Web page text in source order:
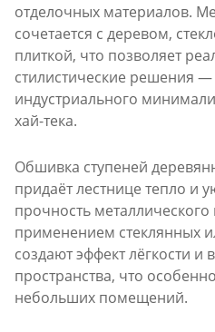
отделочных материалов.
сочетается с деревом,
плиткой, что позволяет
стилистические решения —
индустриального
хай-тека.
Обшивка ступеней
придаёт лестнице тепло и
прочность металлического
применением стеклянных
создают эффект лёгкости
пространства, что
небольших помещений.